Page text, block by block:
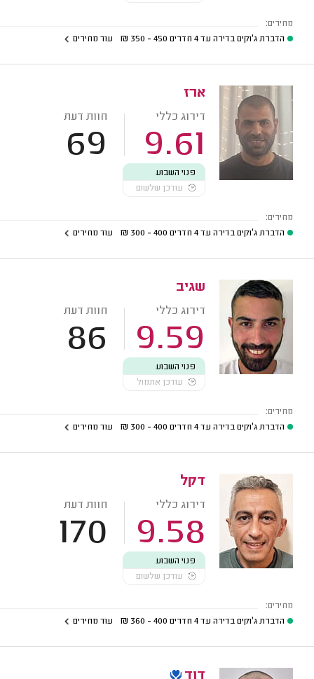
מחירים:
הדברת ג'וקים בדירה עד 4 חדרים
450 - 350
₪ עוד מחירים
ארז
דירוג כללי
9.61
חוות דעת
69
פנוי השבוע
עודכן שלשום
מחירים:
הדברת ג'וקים בדירה עד 4 חדרים
400 - 300
₪ עוד מחירים
שגיב
דירוג כללי
9.59
חוות דעת
86
פנוי השבוע
עודכן אתמול
מחירים:
הדברת ג'וקים בדירה עד 4 חדרים
400 - 300
₪ עוד מחירים
דקל
דירוג כללי
9.58
חוות דעת
170
פנוי השבוע
עודכן שלשום
מחירים:
הדברת ג'וקים בדירה עד 4 חדרים
400 - 360
₪ עוד מחירים